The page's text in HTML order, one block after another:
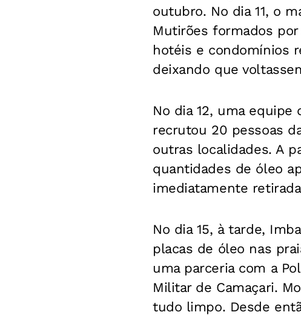
outubro. No dia 11, o
Mutirões formados
hotéis e condomínios
deixando que
No dia 12, uma equipe
recrutou 20 pessoas
outras localidades. A
quantidades de óleo
imediatamente
No dia 15, à tarde,
placas de óleo nas
uma parceria com a
Militar de Camaçari.
tudo limpo. Desde